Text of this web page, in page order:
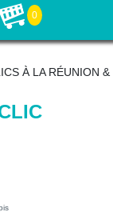
0
À LA RÉUNION &